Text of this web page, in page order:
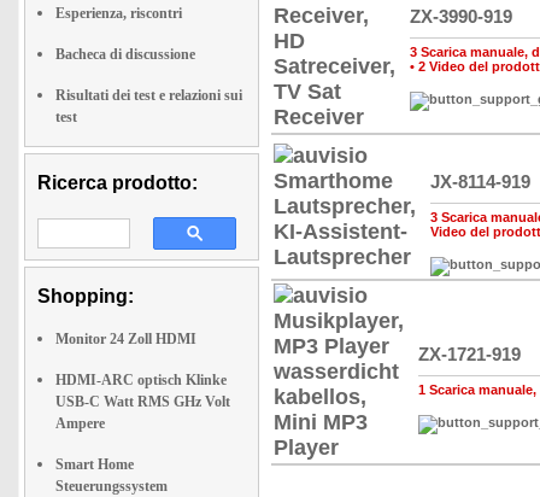
Esperienza, riscontri
Bacheca di discussione
Risultati dei test e relazioni sui
test
Ricerca prodotto:
Shopping:
Monitor 24 Zoll HDMI
HDMI-ARC optisch Klinke
USB-C Watt RMS GHz Volt
Ampere
Smart Home
Steuerungssystem
ZX-3990-919
3 Scarica manuale,
• 2 Video del
JX-8114-919
3 Scarica
Video del
ZX-1721-919
1 Scarica manuale,